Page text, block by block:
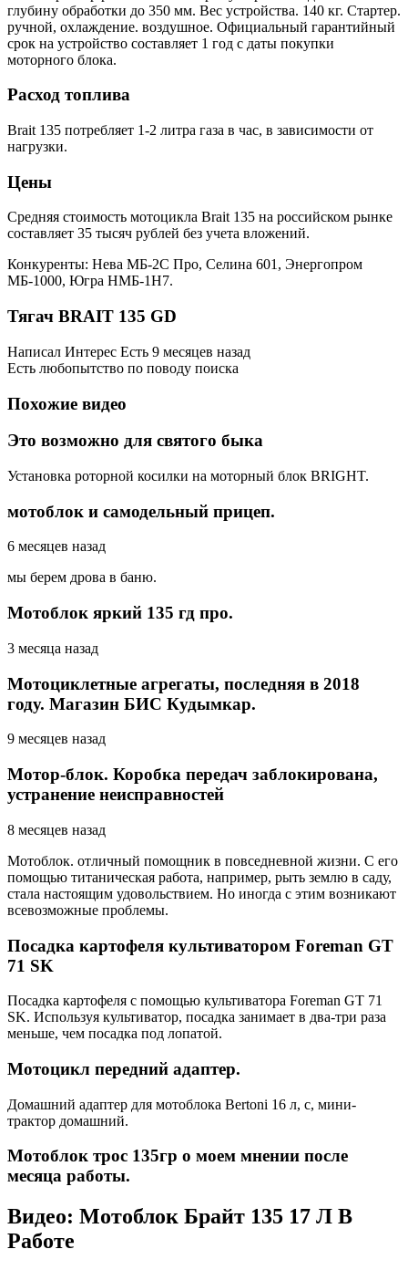
глубину обработки до 350 мм. Вес устройства. 140 кг. Стартер.
ручной, охлаждение. воздушное. Официальный гарантийный
срок на устройство составляет 1 год с даты покупки
моторного блока.
Расход топлива
Brait 135 потребляет 1-2 литра газа в час, в зависимости от
нагрузки.
Цены
Средняя стоимость мотоцикла Brait 135 на российском рынке
составляет 35 тысяч рублей без учета вложений.
Конкуренты: Нева МБ-2С Про, Селина 601, Энергопром
МБ-1000, Югра НМБ-1Н7.
Тягач BRAIT 135 GD
Написал Интерес Есть 9 месяцев назад
Есть любопытство по поводу поиска
Похожие видео
Это возможно для святого быка
Установка роторной косилки на моторный блок BRIGHT.
мотоблок и самодельный прицеп.
6 месяцев назад
мы берем дрова в баню.
Мотоблок яркий 135 гд про.
3 месяца назад
Мотоциклетные агрегаты, последняя в 2018
году. Магазин БИС Кудымкар.
9 месяцев назад
Мотор-блок. Коробка передач заблокирована,
устранение неисправностей
8 месяцев назад
Мотоблок. отличный помощник в повседневной жизни. С его
помощью титаническая работа, например, рыть землю в саду,
стала настоящим удовольствием. Но иногда с этим возникают
всевозможные проблемы.
Посадка картофеля культиватором Foreman GT
71 SK
Посадка картофеля с помощью культиватора Foreman GT 71
SK. Используя культиватор, посадка занимает в два-три раза
меньше, чем посадка под лопатой.
Мотоцикл передний адаптер.
Домашний адаптер для мотоблока Bertoni 16 л, с, мини-
трактор домашний.
Мотоблок трос 135гр о моем мнении после
месяца работы.
Видео: Мотоблок Брайт 135 17 Л В
Работе